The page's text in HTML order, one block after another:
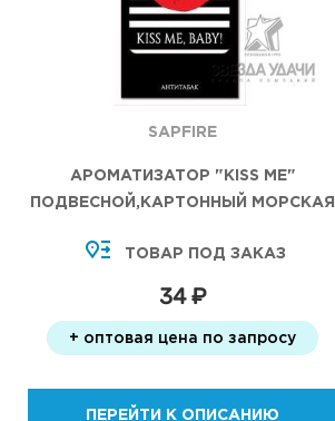
SAPFIRE
АРОМАТИЗАТОР "KISS ME"
ПОДВЕСНОЙ,КАРТОННЫЙ МОРСКАЯ
ТОВАР ПОД ЗАКАЗ
34 ₽
+ оптовая цена по запросу
ПЕРЕЙТИ К ОПИСАНИЮ